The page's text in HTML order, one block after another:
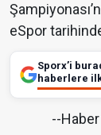
eSpor
Sporx’i
haberlere
--